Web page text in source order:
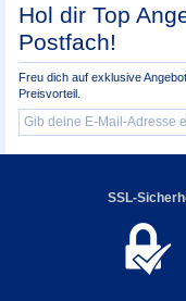
Hol dir Top
Postfach!
Freu dich auf exklusive
Preisvorteil.
SSL-